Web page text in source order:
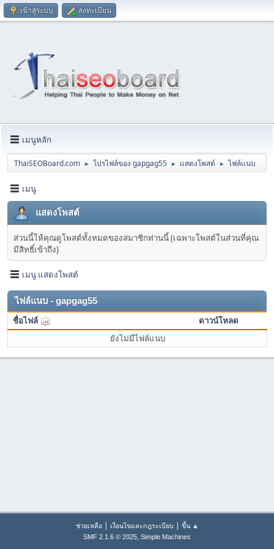
เข้าสู่ระบบ ลงทะเบียน
เมนูหลัก
ThaiSEOBoard.com ► โปรไฟล์ของ gapgag55 ► แสดงโพสต์ ► ไฟล์แนบ
เมนู
แสดงโพสต์
ส่วนนี้ให้คุณดูโพสต์ทั้งหมดของสมาชิกท่านนี้ (เฉพาะโพสต์ในส่วนที่คุณ
มีสิทธิ์เข้าถึง)
เมนู แสดงโพสต์
ไฟล์แนบ - gapgag55
ชื่อไฟล์
ดาวน์โหลด
ยังไม่มีไฟล์แนบ
ช่วยเหลือ| เงื่อนไขและกฎระเบียบ | ขึ้น ▲
SMF 2.1.6 © 2025, Simple Machines